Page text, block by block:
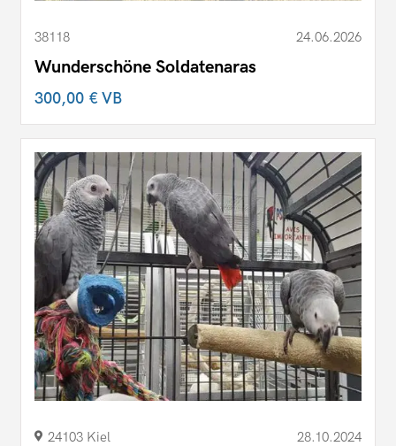
38118 24.06.2026
Wunderschöne Soldatenaras
300,00 €VB
24103 Kiel 28.10.2024